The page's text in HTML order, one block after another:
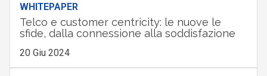
WHITEPAPER
Telco e customer centricity: le nuove le
sfide, dalla connessione alla soddisfazione
20 Giu 2024